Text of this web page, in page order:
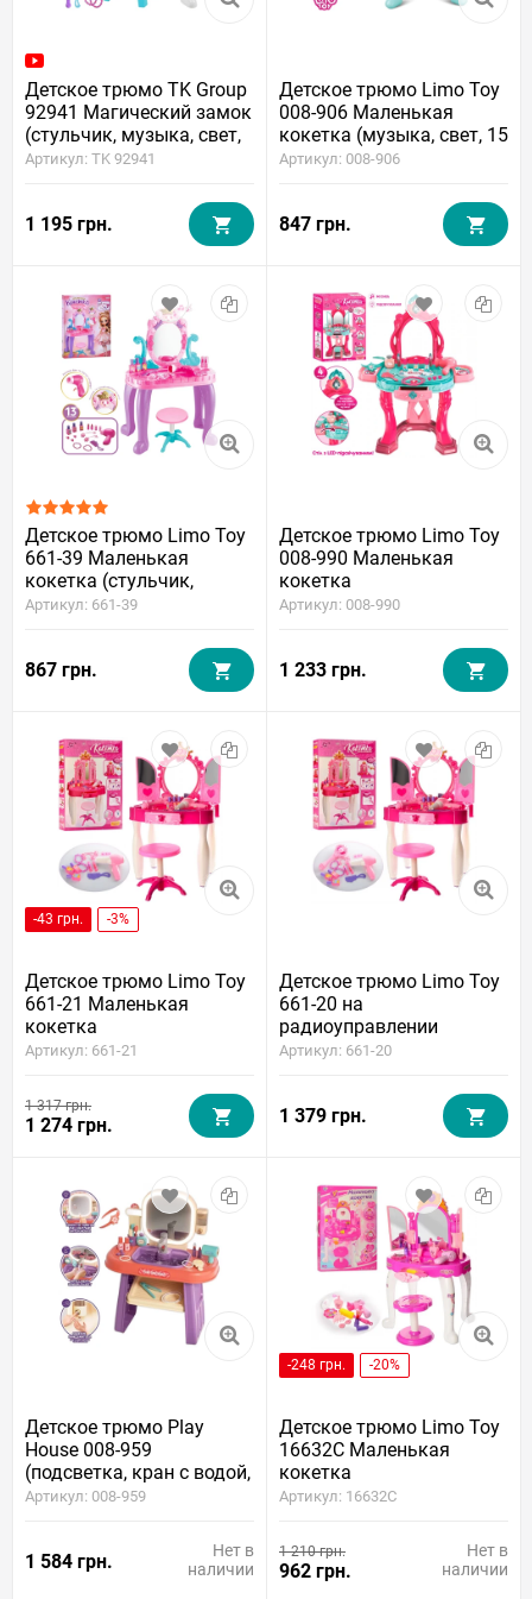
Детское трюмо TK Group
92941 Магический замок
(стульчик, музыка, свет,
волшебная палочка)
Артикул: TK 92941
1 195 грн.
Детское трюмо Limo Toy
008-906 Маленькая
кокетка (музыка, свет, 15
аксессуаров)
Артикул: 008-906
847 грн.
Детское трюмо Limo Toy
661-39 Маленькая
кокетка (стульчик,
музыка, свет)
Артикул: 661-39
867 грн.
Детское трюмо Limo Toy
008-990 Маленькая
кокетка
Артикул: 008-990
1 233 грн.
-43 грн. -3%
Детское трюмо Limo Toy
661-21 Маленькая
кокетка
Артикул: 661-21
1 317 грн.
1 274 грн.
Детское трюмо Limo Toy
661-20 на
радиоуправлении
(волшебная палочка)
Артикул: 661-20
1 379 грн.
Детское трюмо Play
House 008-959
(подсветка, кран с водой,
сенсорное управление,
Артикул: 008-959
1 584 грн.
Нет в
наличии
-248 грн. -20%
Детское трюмо Limo Toy
16632C Маленькая
кокетка
Артикул: 16632C
1 210 грн.
962 грн.
Нет в
наличии